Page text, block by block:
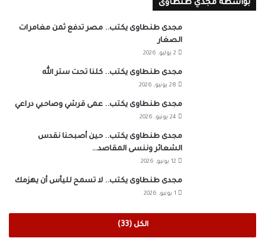
بواسطة مجدي طنطاوى
مجدى طنطاوى يكتب.. مصر تدفع ثمن مغامرات
الصغار
2 يوليو، 2026
مجدى طنطاوى يكتب.. كلنا تحت ستر الله
28 يونيو، 2026
مجدى طنطاوى يكتب.. عمى قرشي وصاحبي دراعي
24 يونيو، 2026
مجدى طنطاوى يكتب.. حين أصبحنا نقدس
الشعائر وننسى المقاصد…
12 يونيو، 2026
مجدى طنطاوى يكتب.. لا تسمح لليأس أن يهزمك
1 يونيو، 2026
الكل (33)